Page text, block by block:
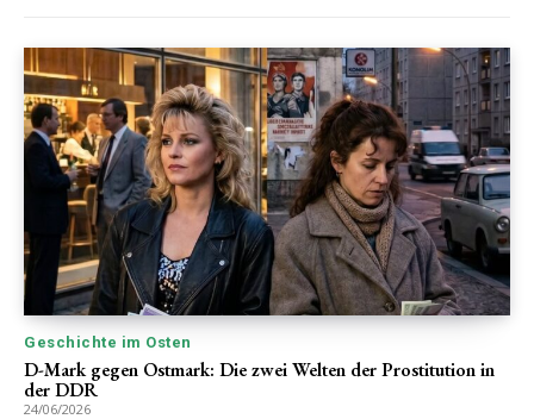
Geschichte im Osten
D-Mark gegen Ostmark: Die zwei Welten der Prostitution in
der DDR
24/06/2026